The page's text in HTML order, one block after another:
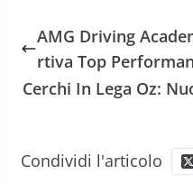
AMG Driving
rtiva Top
Cerchi In Lega Oz:
Condividi l'articolo